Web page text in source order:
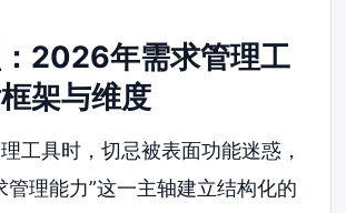
2026年需求管理工
架与维度
工具时，切忌被表面功能迷惑，
管理能力”这一主轴建立结构化的